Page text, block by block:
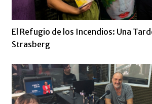
El Refugio de los Incendios: Una
Strasberg